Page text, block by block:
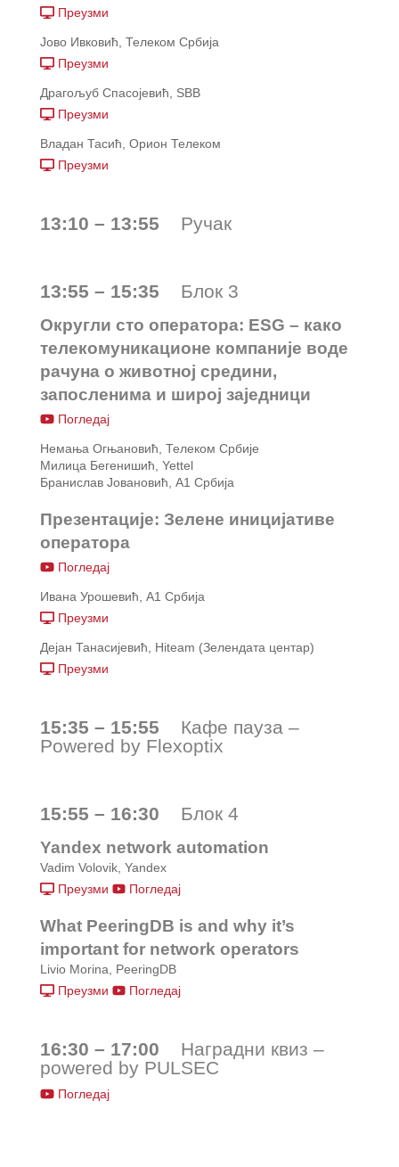
Преузми
Јово Ивковић, Телеком Србија
Преузми
Драгољуб Спасојевић, SBB
Преузми
Владан Тасић, Орион Телеком
Преузми
13:10 – 13:55 Ручак
13:55 – 15:35 Блок 3
Округли сто оператора: ESG – како
телекомуникационе компаније воде
рачуна о животној средини,
запосленима и широј заједници
Погледај
Немања Огњановић, Телеком Србије
Милица Бегенишић, Yettel
Бранислав Јовановић, А1 Србија
Презентације: Зелене иницијативе
оператора
Погледај
Ивана Урошевић, А1 Србија
Преузми
Дејан Танасијевић, Hiteam (Зелендата центар)
Преузми
15:35 – 15:55 Кафе пауза –
Powered by Flexoptix
15:55 – 16:30 Блок 4
Yandex network automation
Vadim Volovik, Yandex
Преузми
Погледај
What PeeringDB is and why it’s
important for network operators
Livio Morina, PeeringDB
Преузми
Погледај
16:30 – 17:00 Наградни квиз –
powered by PULSEC
Погледај